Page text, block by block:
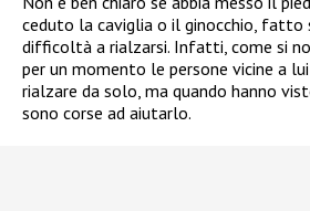
ceduto la caviglia o il ginocchio, fatto
difficoltà a rialzarsi. Infatti, come si
per un momento le persone vicine a
rialzare da solo, ma quando hanno
sono corse ad aiutarlo.